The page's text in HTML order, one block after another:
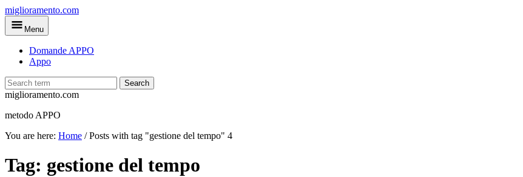
Skip
to
main
miglioramento.com
Menu
Domande APPO
Appo
Search
miglioramento.com
metodo APPO
You are here: Home /Posts with tag "gestione del tempo" 4
Tag: gestione del tempo